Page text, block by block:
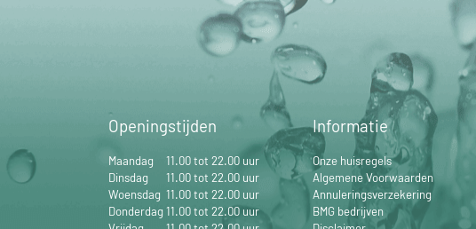
Openingstijden
Maandag
11.00 tot 22.00 uur
Dinsdag
11.00 tot 22.00 uur
Woensdag 11.00 tot 22.00 uur
Donderdag11.00 tot 22.00 uur
Informatie
Onze huisregels
Algemene Voorwaarden
Annuleringsverzekering
BMG bedrijven